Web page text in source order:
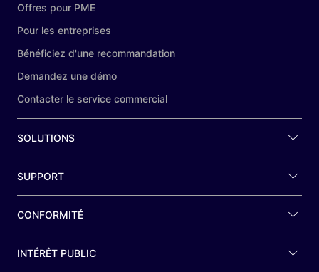
Offres pour PME
Pour les entreprises
Bénéficiez d'une recommandation
Demandez une démo
Contacter le service commercial
SOLUTIONS
SUPPORT
CONFORMITÉ
INTÉRÊT PUBLIC